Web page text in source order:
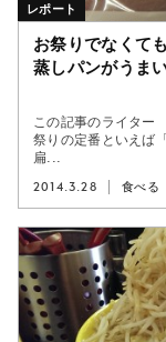
お祭りでなくて
蒸しパンがうま
この記事のライター
祭りの定番といえば
扁...
2014.3.28 食べる
レポート